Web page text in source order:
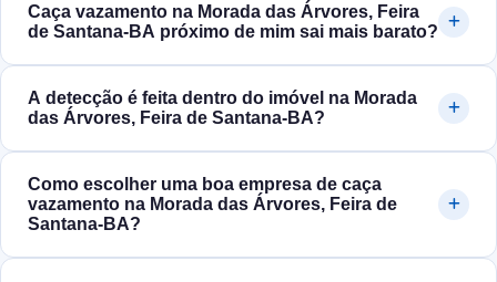
Caça vazamento na Morada das Árvores, Feira
de Santana‑BA próximo de mim sai mais barato?
A detecção é feita dentro do imóvel na Morada
das Árvores, Feira de Santana‑BA?
Como escolher uma boa empresa de caça
vazamento na Morada das Árvores, Feira de
Santana‑BA?